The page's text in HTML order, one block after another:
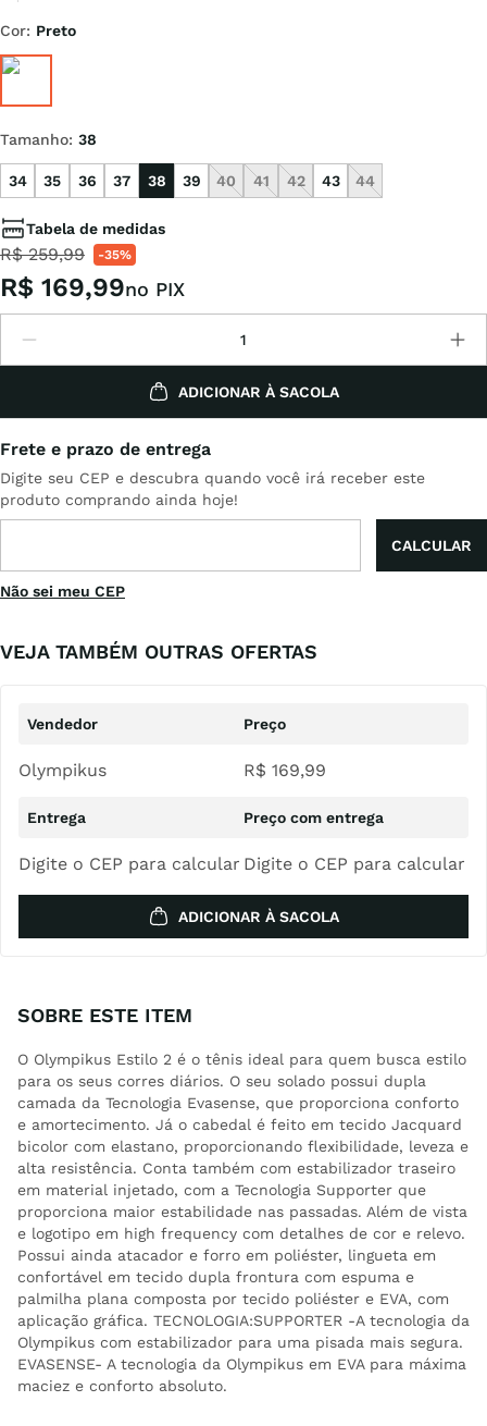
Cor: Preto
Tamanho: 38
34 35 36 37 38 39 40 41 42 43 44
Tabela de medidas
R$ 259,99 -35%
R$ 169,99no PIX
ADICIONAR À SACOLA
Não sei meu CEP
VEJA TAMBÉM OUTRAS OFERTAS
Olympikus R$ 169,99
Digite o CEP para calcular Digite o CEP para calcular
ADICIONAR À SACOLA
SOBRE ESTE ITEM
O Olympikus Estilo 2 é o tênis ideal para quem busca estilo
para os seus corres diários. O seu solado possui dupla
camada da Tecnologia Evasense, que proporciona conforto
e amortecimento. Já o cabedal é feito em tecido Jacquard
bicolor com elastano, proporcionando flexibilidade, leveza e
alta resistência. Conta também com estabilizador traseiro
em material injetado, com a Tecnologia Supporter que
proporciona maior estabilidade nas passadas. Além de vista
e logotipo em high frequency com detalhes de cor e relevo.
Possui ainda atacador e forro em poliéster, lingueta em
confortável em tecido dupla frontura com espuma e
palmilha plana composta por tecido poliéster e EVA, com
aplicação gráfica. TECNOLOGIA:SUPPORTER -A tecnologia da
Olympikus com estabilizador para uma pisada mais segura.
EVASENSE- A tecnologia da Olympikus em EVA para máxima
maciez e conforto absoluto.